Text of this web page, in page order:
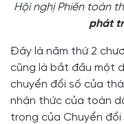
Hội nghị Phiên toàn
phát
Đây là năm thứ 2
cũng là bắt đầu một
chuyển đổi số của
nhận thức của toàn
trọng của Chuyển đổi